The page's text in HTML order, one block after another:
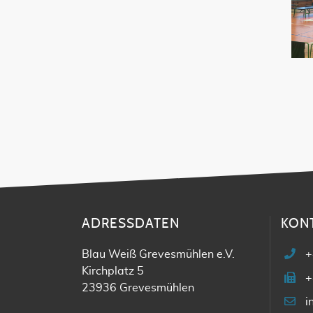
ADRESSDATEN
Blau Weiß Grevesmühlen e.V.
Kirchplatz 5
23936 Grevesmühlen